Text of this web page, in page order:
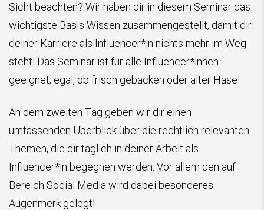
Sicht beachten? Wir haben dir in diesem Seminar das
wichtigste Basis Wissen zusammengestellt, damit dir
deiner Karriere als Influencer*in nichts mehr im Weg
steht! Das Seminar ist für alle Influencer*innen
geeignet; egal, ob frisch gebacken oder alter Hase!
An dem zweiten Tag geben wir dir einen
umfassenden Überblick über die rechtlich relevanten
Themen, die dir täglich in deiner Arbeit als
Influencer*in begegnen werden. Vor allem den auf
Bereich Social Media wird dabei besonderes
Augenmerk gelegt!